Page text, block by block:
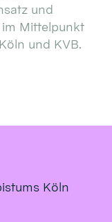
und
im Mittelpunkt
und KVB.
Köln